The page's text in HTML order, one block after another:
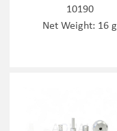
10190
Net Weight: 16 g